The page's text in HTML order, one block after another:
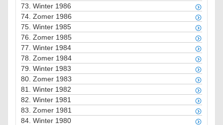
73. Winter 1986
74. Zomer 1986
75. Winter 1985
76. Zomer 1985
77. Winter 1984
78. Zomer 1984
79. Winter 1983
80. Zomer 1983
81. Winter 1982
82. Winter 1981
83. Zomer 1981
84. Winter 1980